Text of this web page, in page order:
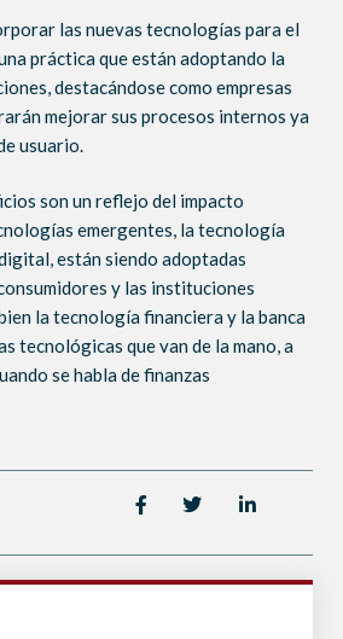
las nuevas tecnologías para el
práctica que están adoptando la
destacándose como empresas
mejorar sus procesos internos ya
usuario.
son un reflejo del impacto
emergentes, la tecnología
están siendo adoptadas
y las instituciones
la tecnología financiera y la banca
tecnológicas que van de la mano, a
se habla de finanzas